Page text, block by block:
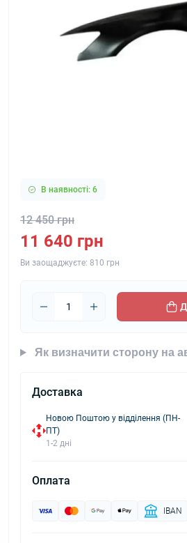
В наявності: 6
12 450 грн
11 640 грн
Ви заощаджуєте: 810 грн
Як визначити сторону на
Доставка
Новою Поштою у відділення (ПН-
ПТ)
1-2 дні
Оплата
IBAN